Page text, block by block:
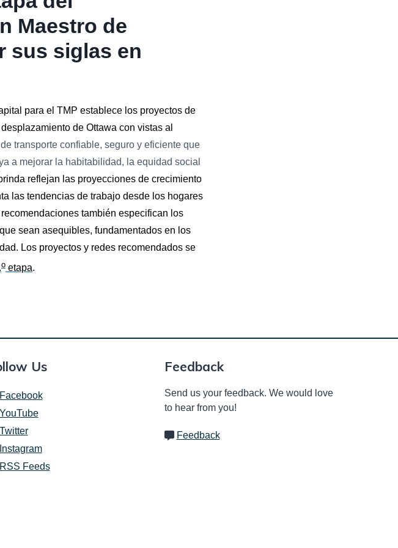
Maestro de
sus siglas en
para el TMP establece los proyectos de
de Ottawa con vistas al
transporte confiable, seguro y eficiente que
a mejorar la habitabilidad, la equidad social
reflejan las proyecciones de crecimiento
las tendencias de trabajo desde los hogares
también especifican los
sean asequibles, fundamentados en los
Los proyectos y redes recomendados se
o etapa.
Us
Facebook(link is external)
YouTube
Twitter(link is external)
Instagram(link is external)
RSS Feeds
Feedback
Send us your feedback. We would love
to hear from you!
Feedback